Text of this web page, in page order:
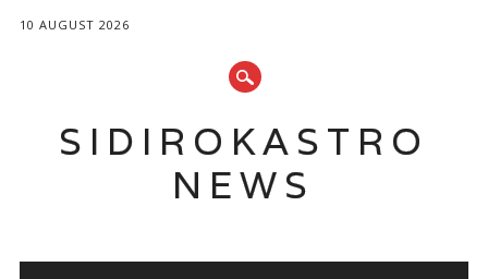
10 AUGUST 2026
SIDIROKASTRO
NEWS